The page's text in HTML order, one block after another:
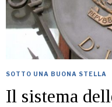
SOTTO UNA BUONA STELLA
Il sistema